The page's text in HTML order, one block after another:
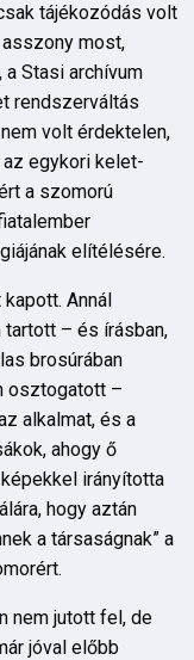
tájékozódás volt
most,
Stasi archívum
rendszerváltás
volt érdektelen,
egykori kelet-
a szomorú
elítélésére.
Annál
– és írásban,
brosúrában
osztogatott –
alkalmat, és a
ahogy ő
irányította
hogy aztán
a társaságnak” a
nem jutott fel, de
jóval előbb